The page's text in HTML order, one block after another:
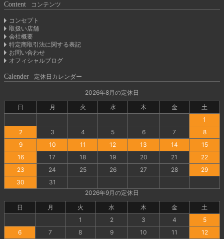
Content コンテンツ
コンセプト
取扱い店舗
会社概要
特定商取引法に関する表記
お問い合わせ
オフィシャルブログ
Calender 定休日カレンダー
2026年8月の定休日
日
月 火 水 木 金
土
1
2
3 4 5 6 7
8
9
10 11 12 13 14
15
16
17 18 19 20 21
22
23
24 25 26 27 28
29
30
31
2026年9月の定休日
日
月 火 水 木 金
土
1
2 3 4
5
6
7 8 9 10 11
12